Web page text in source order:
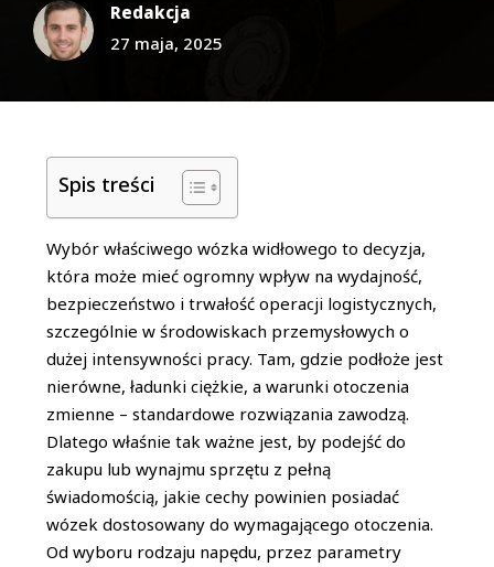
Redakcja
27 maja, 2025
Spis treści
Wybór właściwego wózka widłowego to decyzja,
która może mieć ogromny wpływ na wydajność,
bezpieczeństwo i trwałość operacji logistycznych,
szczególnie w środowiskach przemysłowych o
dużej intensywności pracy. Tam, gdzie podłoże jest
nierówne, ładunki ciężkie, a warunki otoczenia
zmienne – standardowe rozwiązania zawodzą.
Dlatego właśnie tak ważne jest, by podejść do
zakupu lub wynajmu sprzętu z pełną
świadomością, jakie cechy powinien posiadać
wózek dostosowany do wymagającego otoczenia.
Od wyboru rodzaju napędu, przez parametry